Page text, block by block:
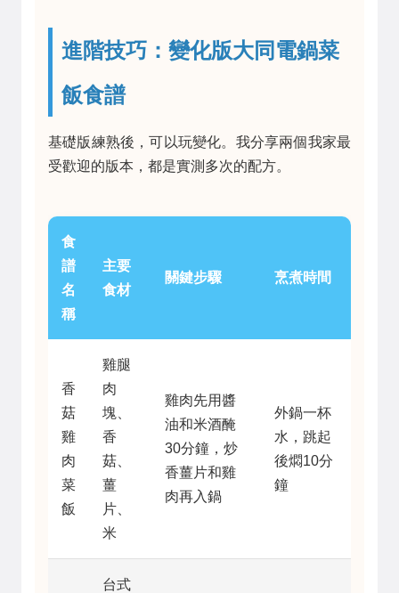
進階技巧：變化版大同電鍋菜
飯食譜
基礎版練熟後，可以玩變化。我分享兩個我家最
受歡迎的版本，都是實測多次的配方。
食
譜
名
稱
主要
食材
關鍵步驟 烹煮時間
香
菇
雞
肉
菜
飯
雞腿
肉
塊、
香
菇、
薑
片、
米
雞肉先用醬
油和米酒醃
30分鐘，炒
香薑片和雞
肉再入鍋
外鍋一杯
水，跳起
後燜10分
鐘
台式